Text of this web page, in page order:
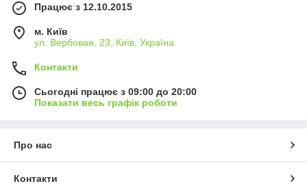
Працює з 12.10.2015
м. Київ
ул. Вербовая, 23, Київ, Україна
Контакти
Сьогодні працює з 09:00 до 20:00
Показати весь графік роботи
Про нас
Контакти